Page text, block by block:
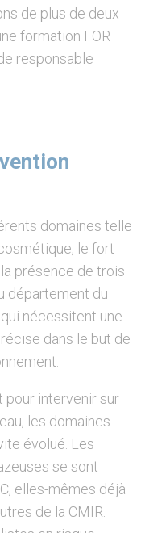
de plus de deux
formation FOR
responsable
domaines telle
le fort
présence de trois
département du
nécessitent une
dans le but de
intervenir sur
les domaines
évolué. Les
se sont
elles-mêmes déjà
de la CMIR.